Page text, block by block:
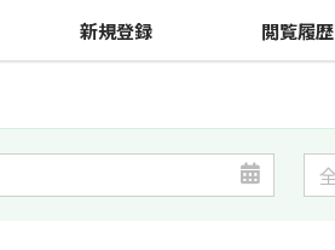
新規登録 閲覧履歴